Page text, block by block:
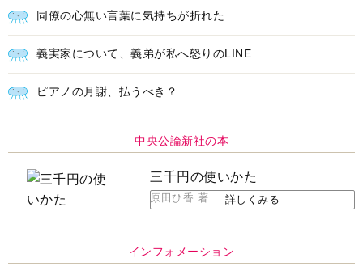
同僚の心無い言葉に気持ちが折れた
義実家について、義弟が私へ怒りのLINE
ピアノの月謝、払うべき？
中央公論新社の本
三千円の使いかた
原田ひ香 著 詳しくみる
インフォメーション